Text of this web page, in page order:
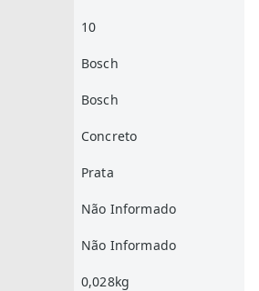
10
Bosch
Bosch
Concreto
Prata
Não Informado
Não Informado
0,028kg